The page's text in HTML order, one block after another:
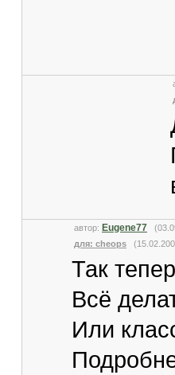
автор: Eugene77
для: cheops
Так
Всё
Или